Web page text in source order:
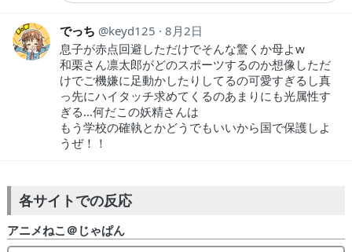
でっち keyd125
8月2日
息子が赤点回避しただけでそんな驚くか母よw
和栗さん凛太郎がどのスポーツするのか想像しただ
けでご機嫌に足動かしたりしてるの可愛すぎるし真
っ先にハイタッチ求めてくるのあまりにも光属性す
ぎる…何だこの妖精さんは
もう学校の確執とかどうでもいいから国で保護しよ
うぜ！！
各サイトでの反応
アニメねこ＠じゃぱん